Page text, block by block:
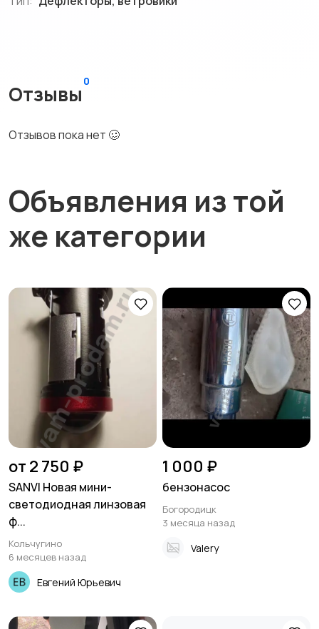
Отзывы
0
Отзывов пока нет 🥴
Объявления из той
же категории
от 2 750 ₽
SANVI Новая мини-
светодиодная линзовая
ф...
Кольчугино
6 месяцев назад
Евгений Юрьевич
1 000 ₽
бензонасос
Богородицк
3 месяца назад
Valery